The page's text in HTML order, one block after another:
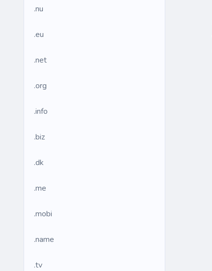
.nu
.eu
.net
.org
.info
.biz
.dk
.me
.mobi
.name
.tv